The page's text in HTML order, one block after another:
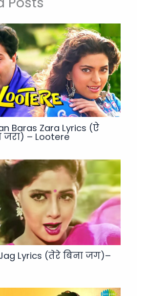
Baras Zara Lyrics (ऐ
– Lootere
Lyrics (तेरे बिना जग)–